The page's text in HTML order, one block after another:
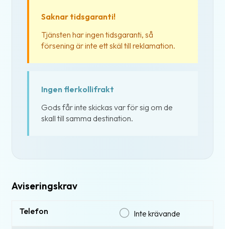
Saknar tidsgaranti!
Tjänsten har ingen tidsgaranti, så
försening är inte ett skäl till reklamation.
Ingen flerkollifrakt
Gods får inte skickas var för sig om de
skall till samma destination.
Aviseringskrav
Telefon Inte krävande